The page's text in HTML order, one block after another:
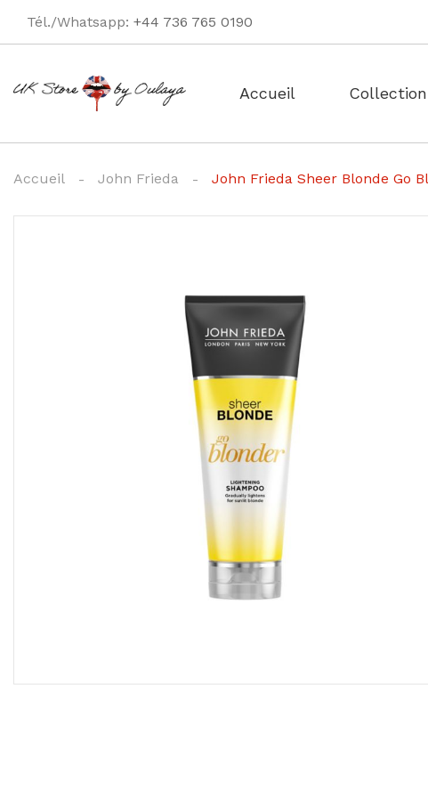
Tél./Whatsapp: +44 736 765 0190
Accueil
Accueil John Frieda John Frieda Sheer Blonde Go